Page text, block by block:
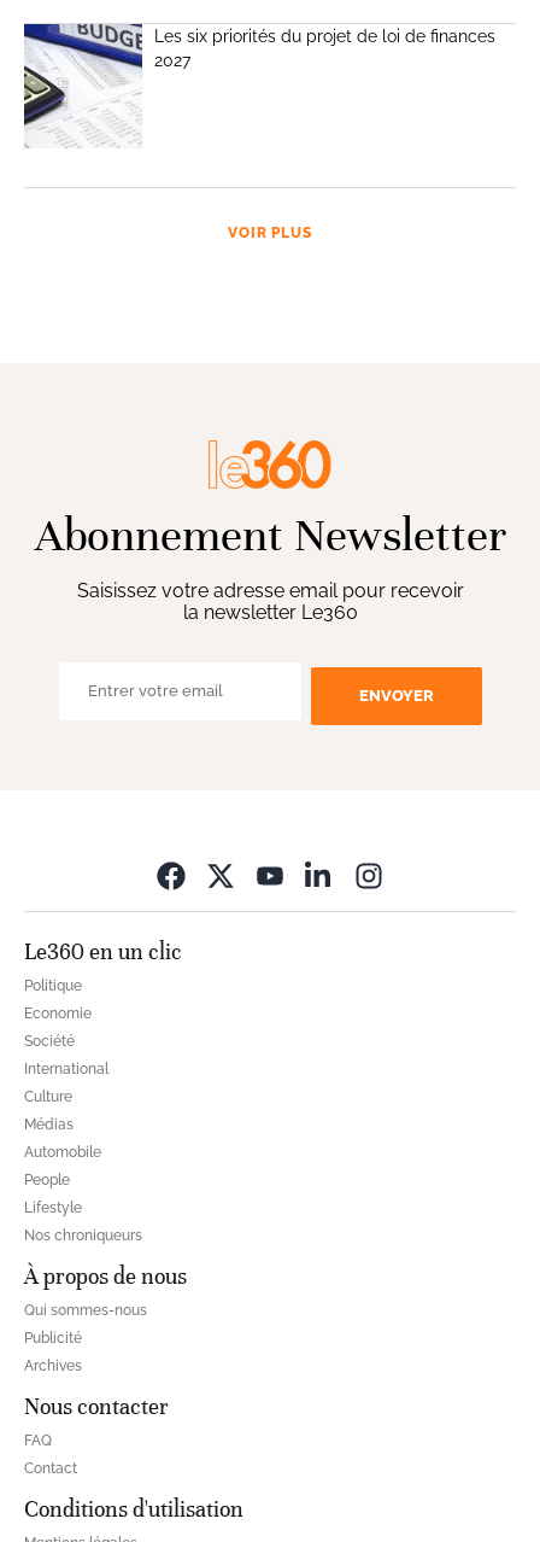
Les six priorités du projet de loi de finances
2027
VOIR PLUS
Abonnement Newsletter
Saisissez votre adresse email pour recevoir
la newsletter Le360
ENVOYER
Le360 en un clic
Politique
Economie
Société
International
Culture
Médias
Automobile
People
Lifestyle
Nos chroniqueurs
À propos de nous
Qui sommes-nous
Publicité
Archives
Nous contacter
FAQ
Contact
Conditions d'utilisation